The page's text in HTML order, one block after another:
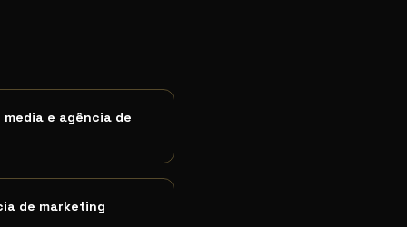
investir mais em trafego vs otimizar conversao
e agência de
de marketing